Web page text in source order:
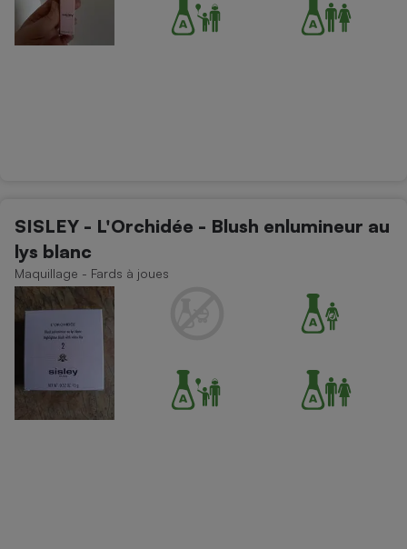
SISLEY - L'Orchidée - Blush enlumineur au
lys blanc
Maquillage - Fards à joues